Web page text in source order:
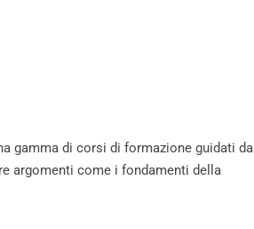
gamma di corsi di formazione guidati da
argomenti come i fondamenti della